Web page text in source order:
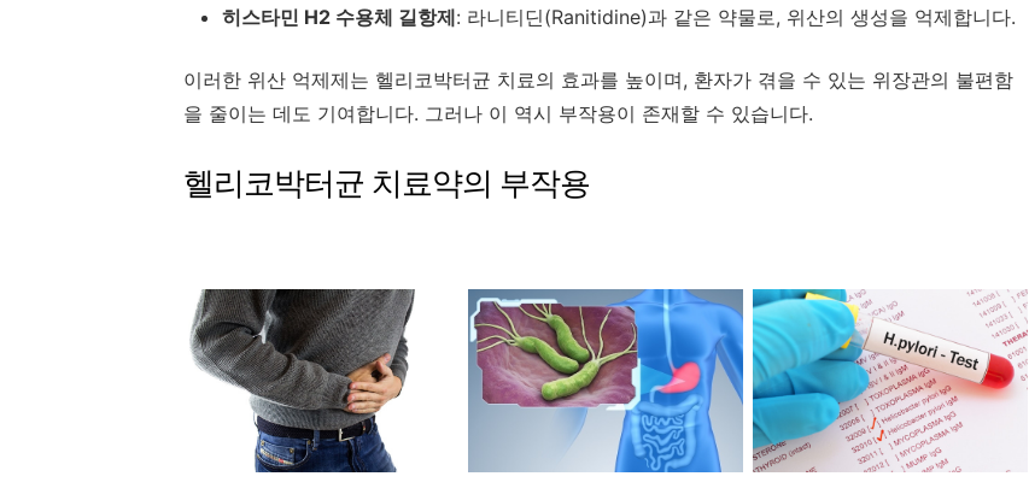
히스타민 H2 수용체 길항제: 라니티딘(Ranitidine)과 같은 약물로, 위산의 생성을 억제합니다.
이러한 위산 억제제는 헬리코박터균 치료의 효과를 높이며, 환자가 겪을 수 있는 위장관의 불편함
을 줄이는 데도 기여합니다. 그러나 이 역시 부작용이 존재할 수 있습니다.
헬리코박터균 치료약의 부작용